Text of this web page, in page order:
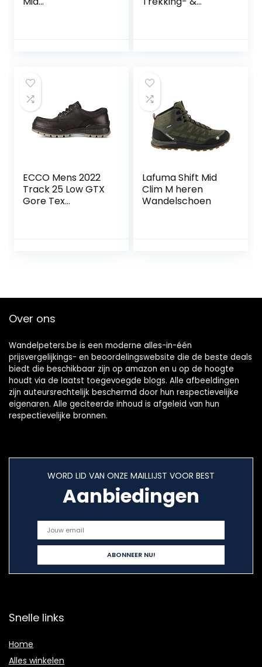
uni
ECCO Mens 2022
Track 25 Low GTX
Gore Tex
Lafuma Shift Mid
Clim M heren
Wandelschoen
Over ons
Wandelpeters.be is een moderne alles-in-één
prijsvergelijkings- en beoordelingswebsite die de beste deals
biedt die beschikbaar zijn op amazon en u op de hoogte
houdt via de laatst toegevoegde blogs. Alle afbeeldingen
zijn auteursrechtelijk beschermd door hun respectievelijke
eigenaren. Alle geciteerde inhoud is afgeleid van hun
respectievelijke bronnen.
WORD LID VAN ONZE MAILLIJST VOOR BEST
Aanbiedingen
Snelle links
Home
Alles winkelen